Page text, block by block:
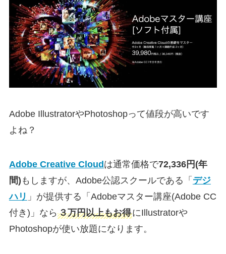
Adobe IllustratorやPhotoshopって値段が高いです
よね？
Adobe Creative Cloud は通常価格で72,336円(年
間) もしますが、Adobe公認スクールである「 デジ
ハリ 」が提供する「Adobeマスター講座(Adobe CC
付き)」なら ３万円以上もお得にIllustratorや
Photoshopが使い放題になります。